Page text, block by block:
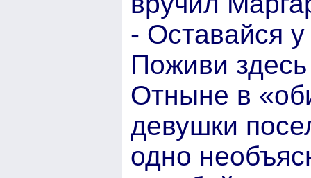
- Оставайся
Поживи
Отныне в
девушки
одно